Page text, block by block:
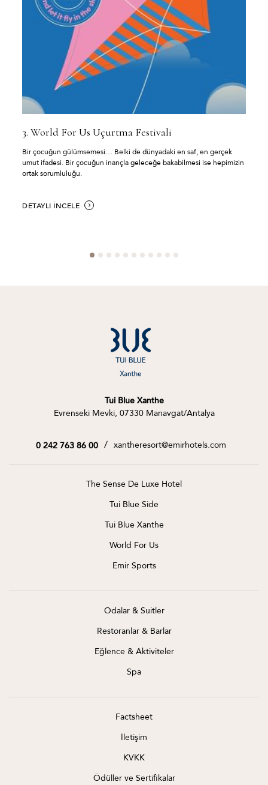
3.⁠ ⁠World For Us Uçurtma Festivali
Bir çocuğun gülümsemesi… Belki de dünyadaki en saf, en gerçek
umut ifadesi. Bir çocuğun inançla geleceğe bakabilmesi ise hepimizin
ortak sorumluluğu.
DETAYLI İNCELE
Tui Blue Xanthe
Evrenseki Mevki, 07330 Manavgat/Antalya
0 242 763 86 00 / xantheresort@emirhotels.com
The Sense De Luxe Hotel
Tui Blue Side
Tui Blue Xanthe
World For Us
Emir Sports
Odalar & Suitler
Restoranlar & Barlar
Eğlence & Aktiviteler
Spa
Factsheet
İletişim
KVKK
Ödüller ve Sertifikalar